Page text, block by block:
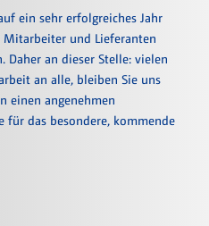
ein sehr erfolgreiches Jahr
Mitarbeiter und Lieferanten
an dieser Stelle: vielen
an alle, bleiben Sie uns
einen angenehmen
für das besondere, kommende